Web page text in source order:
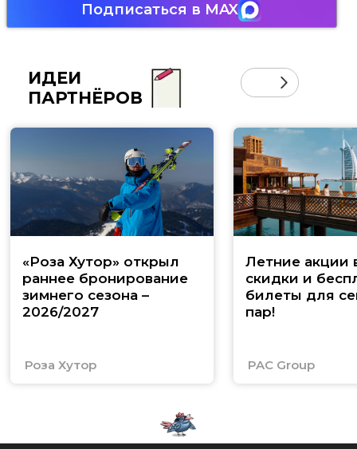
Подписаться в MAX
ИДЕИ
ПАРТНЁРОВ
«Роза Хутор» открыл
раннее бронирование
зимнего сезона –
2026/2027
Роза Хутор
Летние акции
скидки и
билеты для
пар!
PAC Group